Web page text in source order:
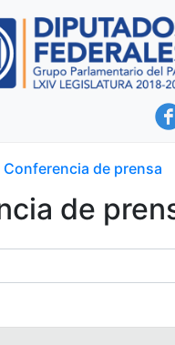
Conferencia de prensa
de